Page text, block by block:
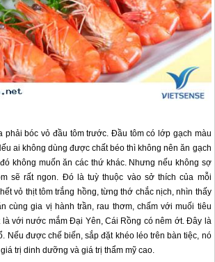
phải bóc vỏ đầu tôm trước. Đầu tôm có lớp gạch màu
ai không dùng được chất béo thì không nên ăn gạch
không muốn ăn các thứ khác. Nhưng nếu không sợ
sẽ rất ngon. Đó là tuỳ thuộc vào sở thích của mỗi
vỏ thịt tôm trắng hồng, từng thớ chắc nịch, nhìn thấy
cùng gia vị hành trần, rau thơm, chấm với muối tiêu
là với nước mắm Đại Yên, Cái Rồng có nêm ớt. Đây là
Nếu được chế biến, sắp đặt khéo léo trên bàn tiệc, nó
trị dinh dưỡng và giá trị thẩm mỹ cao.